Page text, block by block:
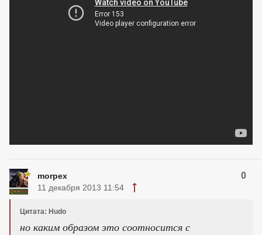
morpex 0
11 декабря 2013 11:54
Цитата: Hudo
но каким образом это соотносится с